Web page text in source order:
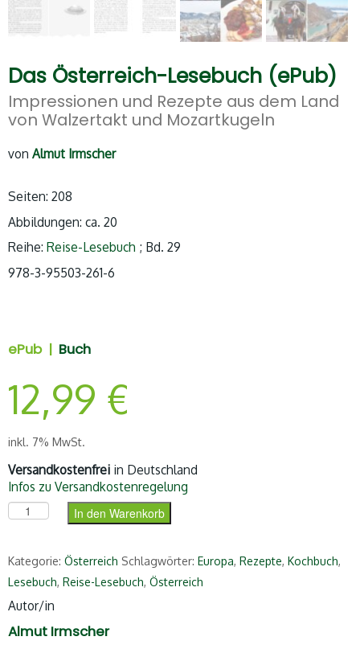
Das Österreich-Lesebuch (ePub)
Impressionen und Rezepte aus dem Land
von Walzertakt und Mozartkugeln
von Almut Irmscher
Seiten: 208
Abbildungen: ca. 20
Reihe: Reise-Lesebuch ; Bd. 29
978-3-95503-261-6
ePub | Buch
12,99 €
inkl. 7% MwSt.
Versandkostenfrei in Deutschland
Infos zu Versandkostenregelung
Das Österreich-Lesebuch (ePub) Menge
In den Warenkorb
Kategorie: Österreich Schlagwörter: Europa, Rezepte, Kochbuch,
Lesebuch, Reise-Lesebuch, Österreich
Autor/in
Almut Irmscher